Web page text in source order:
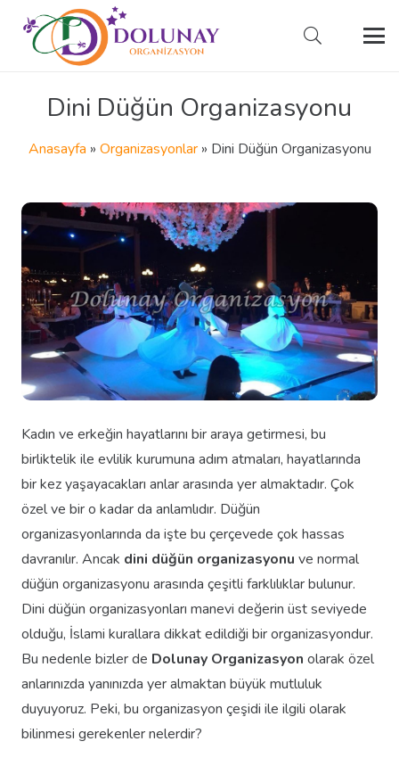
Dini Düğün Organizasyonu
Anasayfa » Organizasyonlar» Dini Düğün Organizasyonu
Kadın ve erkeğin hayatlarını bir araya getirmesi, bu
birliktelik ile evlilik kurumuna adım atmaları, hayatlarında
bir kez yaşayacakları anlar arasında yer almaktadır. Çok
özel ve bir o kadar da anlamlıdır. Düğün
organizasyonlarında da işte bu çerçevede çok hassas
davranılır. Ancak dini düğün organizasyonu ve normal
düğün organizasyonu arasında çeşitli farklılıklar bulunur.
Dini düğün organizasyonları manevi değerin üst seviyede
olduğu, İslami kurallara dikkat edildiği bir organizasyondur.
Bu nedenle bizler de Dolunay Organizasyon olarak özel
anlarınızda yanınızda yer almaktan büyük mutluluk
duyuyoruz. Peki, bu organizasyon çeşidi ile ilgili olarak
bilinmesi gerekenler nelerdir?